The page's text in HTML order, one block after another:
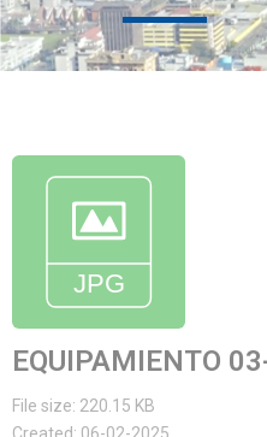
EQUIPAMIENTO
File size: 220.15 KB